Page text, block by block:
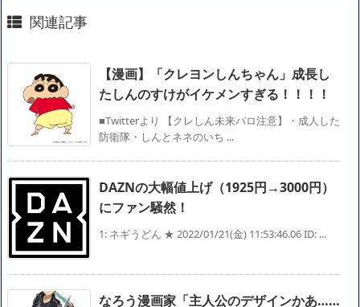
関連記事
【漫画】「クレヨンしんちゃん」成長し
たしんのすけがイケメンすぎる！！！！
■Twitterより 【クレしん未来パロ注意】・成人した
防衛隊・しんとネネのいち ...
DAZNの大幅値上げ（1925円→3000円）
にファン騒然！
1: ネギうどん ★ 2022/01/21(金) 11:53:46.06 ID: ...
なろう漫画家「主人公のデザインかあ……